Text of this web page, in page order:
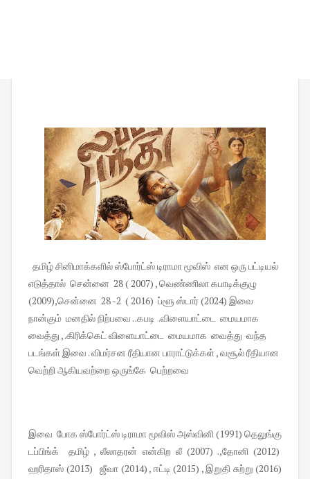
தமிழ் சினிமாக்களில் ஸ்போர்ட்ஸ் டிராமா மூவிஸ் என ஒரு பட்டியல்
எடுத்தால் சென்னை 28 ( 2007) , வெண்ணிலா கபாடிக்குழு
(2009),சென்னை 28 -2 ( 2016) ப்ளூ ஸ்டார் (2024) இவை
நான்கும் மனதில் நிற்பவை . .கபடி .விளையாட்டை மையமாக
வைத்து , .கிரிக்கெட் விளையாட்டை மையமாக வைத்து வந்த
படங்கள் இவை . விமர்சன ரீதியான பாராட்டுக்கள் , வசூல் ரீதியான
வெற்றி ஆகியவற்றை ஒருங்கே பெற்றவை
இவை போக ஸ்போர்ட்ஸ் டிராமா மூவிஸ் அஸ்வினி (1991) தெலுங்கு
டப்பிங்க் தமிழ் , லீலாதரன் என்கிற லீ (2007) .,தோனி (2012)
ஹரிதாஸ் (2013) ஜீவா (2014) , ஈட்டி (2015) , இறுதி சுற்று (2016)